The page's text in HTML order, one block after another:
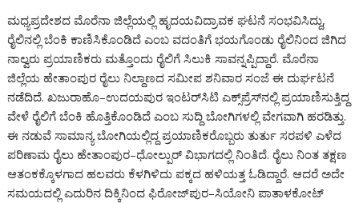
ಮಧ್ಯಪ್ರದೇಶದ ಮೊರೆನಾ ಜಿಲ್ಲೆಯಲ್ಲಿ ಹೃದಯವಿದ್ರಾವಕ ಘಟನೆ ಸಂಭವಿಸಿದ್ದು,
ರೈಲಿನಲ್ಲಿ ಬೆಂಕಿ ಕಾಣಿಸಿಕೊಂಡಿದೆ ಎಂಬ ವದಂತಿಗೆ ಭಯಗೊಂಡು ರೈಲಿನಿಂದ ಜಿಗಿದ
ನಾಲ್ವರು ಪ್ರಯಾಣಿಕರು ಮತ್ತೊಂದು ರೈಲಿಗೆ ಸಿಲುಕಿ ಸಾವನ್ನಪ್ಪಿದ್ದಾರೆ. ಮೊರೆನಾ
ಜಿಲ್ಲೆಯ ಹೇತಾಂಪುರ ರೈಲು ನಿಲ್ದಾಣದ ಸಮೀಪ ಶನಿವಾರ ಸಂಜೆ ಈ ದುರ್ಘಟನೆ
ನಡೆದಿದೆ. ಖಜುರಾಹೊ–ಉದಯಪುರ ಇಂಟರ್‌ಸಿಟಿ ಎಕ್ಸ್‌ಪ್ರೆಸ್‌ನಲ್ಲಿ ಪ್ರಯಾಣಿಸುತ್ತಿದ್ದ
ವೇಳೆ ರೈಲಿಗೆ ಬೆಂಕಿ ಹೊತ್ತಿಕೊಂಡಿದೆ ಎಂಬ ಸುದ್ದಿ ಬೋಗಿಗಳಲ್ಲಿ ವೇಗವಾಗಿ ಹರಡಿತ್ತು.
ಈ ನಡುವೆ ಸಾಮಾನ್ಯ ಬೋಗಿಯಲ್ಲಿದ್ದ ಪ್ರಯಾಣಿಕರೊಬ್ಬರು ತುರ್ತು ಸರಪಳಿ ಎಳೆದ
ಪರಿಣಾಮ ರೈಲು ಹೇತಾಂಪುರ–ಧೋಲ್ಪುರ್ ವಿಭಾಗದಲ್ಲಿ ನಿಂತಿದೆ. ರೈಲು ನಿಂತ ತಕ್ಷಣ
ಆತಂಕಕ್ಕೊಳಗಾದ ಹಲವರು ಕೆಳಗಿಳಿದು ಪಕ್ಕದ ಹಳಿಯತ್ತ ಓಡಿದ್ದಾರೆ. ಆದರೆ ಅದೇ
ಸಮಯದಲ್ಲಿ ಎದುರಿನ ದಿಕ್ಕಿನಿಂದ ಫಿರೋಜ್‌ಪುರ–ಸಿಯೋನಿ ಪಾತಾಳಕೋಟ್